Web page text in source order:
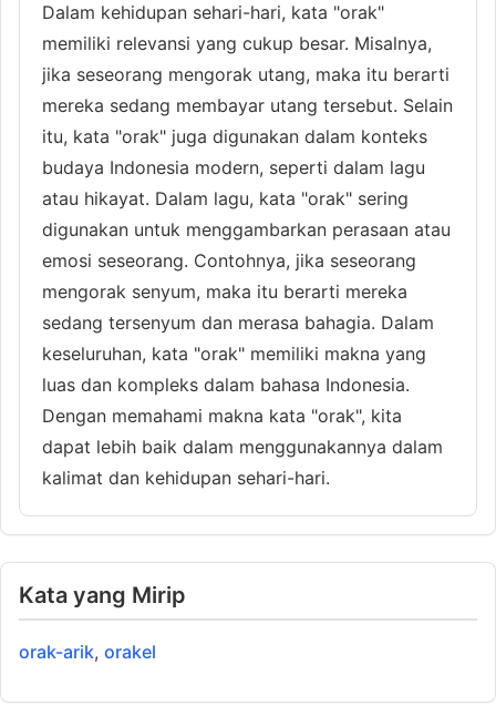
Dalam kehidupan sehari-hari, kata "orak"
memiliki relevansi yang cukup besar. Misalnya,
jika seseorang mengorak utang, maka itu berarti
mereka sedang membayar utang tersebut. Selain
itu, kata "orak" juga digunakan dalam konteks
budaya Indonesia modern, seperti dalam lagu
atau hikayat. Dalam lagu, kata "orak" sering
digunakan untuk menggambarkan perasaan atau
emosi seseorang. Contohnya, jika seseorang
mengorak senyum, maka itu berarti mereka
sedang tersenyum dan merasa bahagia. Dalam
keseluruhan, kata "orak" memiliki makna yang
luas dan kompleks dalam bahasa Indonesia.
Dengan memahami makna kata "orak", kita
dapat lebih baik dalam menggunakannya dalam
kalimat dan kehidupan sehari-hari.
Kata yang Mirip
orak-arik, orakel